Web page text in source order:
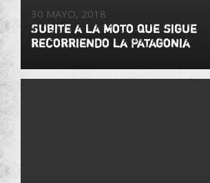
30 MAYO, 2018
Subite a la moto que sigue
recorriendo la Patagonia